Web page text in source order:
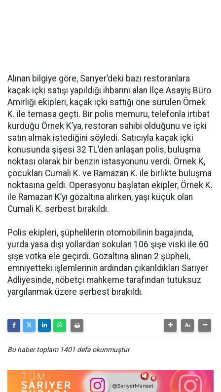
Alınan bilgiye göre, Sarıyer’deki bazı restoranlara
kaçak içki satışı yapıldığı ihbarını alan İlçe Asayiş Büro
Amirliği ekipleri, kaçak içki sattığı öne sürülen Örnek
K. ile temasa geçti. Bir polis memuru, telefonla irtibat
kurduğu Örnek K’ya, restoran sahibi olduğunu ve içki
satın almak istediğini söyledi. Satıcıyla kaçak içki
konusunda şişesi 32 TL’den anlaşan polis, buluşma
noktası olarak bir benzin istasyonunu verdi. Örnek K,
çocukları Cumali K. ve Ramazan K. ile birlikte buluşma
noktasına geldi. Operasyonu başlatan ekipler, Örnek K.
ile Ramazan K’yı gözaltına alırken, yaşı küçük olan
Cumali K. serbest bırakıldı.
Polis ekipleri, şüphelilerin otomobilinin bagajında,
yurda yasa dışı yollardan sokulan 106 şişe viski ile 60
şişe votka ele geçirdi. Gözaltına alınan 2 şüpheli,
emniyetteki işlemlerinin ardından çıkarıldıkları Sarıyer
Adliyesinde, nöbetçi mahkeme tarafından tutuksuz
yargılanmak üzere serbest bırakıldı.
Bu haber toplam 1401 defa okunmuştur